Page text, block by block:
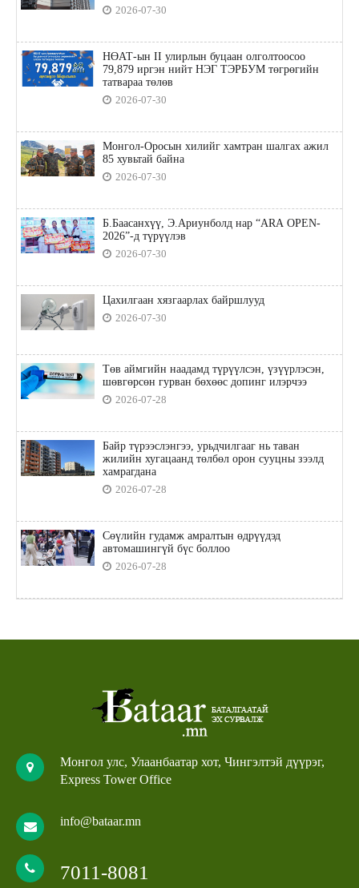
2026-07-30
НӨАТ-ын II улирлын буцаан олголтоосоо
79,879 иргэн нийт НЭГ ТЭРБУМ төгрөгийн
татвараа төлөв
2026-07-30
Монгол-Оросын хилийг хамтран шалгах ажил
85 хувьтай байна
2026-07-30
Б.Баасанхүү, Э.Ариунболд нар “ARA OPEN-
2026”-д түрүүлэв
2026-07-30
Цахилгаан хязгаарлах байршлууд
2026-07-30
Төв аймгийн наадамд түрүүлсэн, үзүүрлэсэн,
шөвгөрсөн гурван бөхөөс допинг илэрчээ
2026-07-28
Байр түрээслэнгээ, урьдчилгааг нь таван
жилийн хугацаанд төлбөл орон сууцны зээлд
хамрагдана
2026-07-28
Сөүлийн гудамж амралтын өдрүүдэд
автомашингүй бүс боллоо
2026-07-28
Монгол улс, Улаанбаатар хот, Чингэлтэй дүүрэг,
Express Tower Office
info@bataar.mn
7011-8081